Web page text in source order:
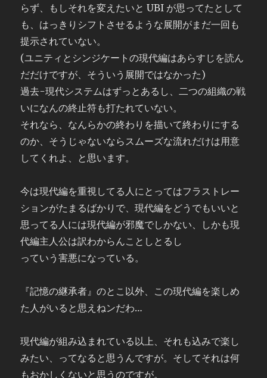
らず、もしそれを変えたいと UBI が思ってたとして
も、はっきりシフトさせるような展開がまだ一回も
提示されていない。
(ユニティとシンジケートの現代編はあらすじを読ん
だだけですが、そういう展開ではなかった)
過去-現代システムはずっとあるし、二つの組織の戦
いになんの終止符も打たれていない。
それなら、なんらかの終わりを描いて終わりにする
のか、そうじゃないならスムーズな流れだけは用意
してくれよ、と思います。
今は現代編を重視してる人にとってはフラストレー
ションがたまるばかりで、現代編をどうでもいいと
思ってる人には現代編が邪魔でしかない、しかも現
代編主人公は訳わからんことしとるし
っていう害悪になっている。
『記憶の継承者』のとこ以外、この現代編を楽しめ
た人がいると思えねンだわ…
現代編が組み込まれている以上、それも込みで楽し
みたい、ってなると思うんですが。そしてそれは何
もおかしくないと思うのですが。